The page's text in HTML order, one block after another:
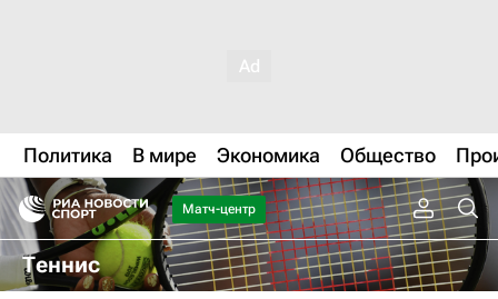
Политика В мире Экономика Общество
Матч-центр
Теннис